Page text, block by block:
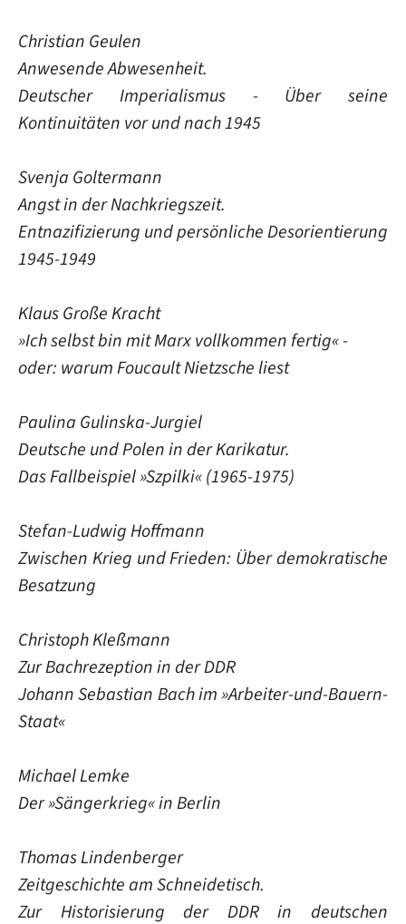
Christian Geulen
Anwesende Abwesenheit.
Deutscher Imperialismus - Über seine
Kontinuitäten vor und nach 1945
Svenja Goltermann
Angst in der Nachkriegszeit.
Entnazifizierung und persönliche Desorientierung
1945-1949
Klaus Große Kracht
»Ich selbst bin mit Marx vollkommen fertig« -
oder: warum Foucault Nietzsche liest
Paulina Gulinska-Jurgiel
Deutsche und Polen in der Karikatur.
Das Fallbeispiel »Szpilki« (1965-1975)
Stefan-Ludwig Hoffmann
Zwischen Krieg und Frieden: Über demokratische
Besatzung
Christoph Kleßmann
Zur Bachrezeption in der DDR
Johann Sebastian Bach im »Arbeiter-und-Bauern-
Staat«
Michael Lemke
Der »Sängerkrieg« in Berlin
Thomas Lindenberger
Zeitgeschichte am Schneidetisch.
Zur Historisierung der DDR in deutschen